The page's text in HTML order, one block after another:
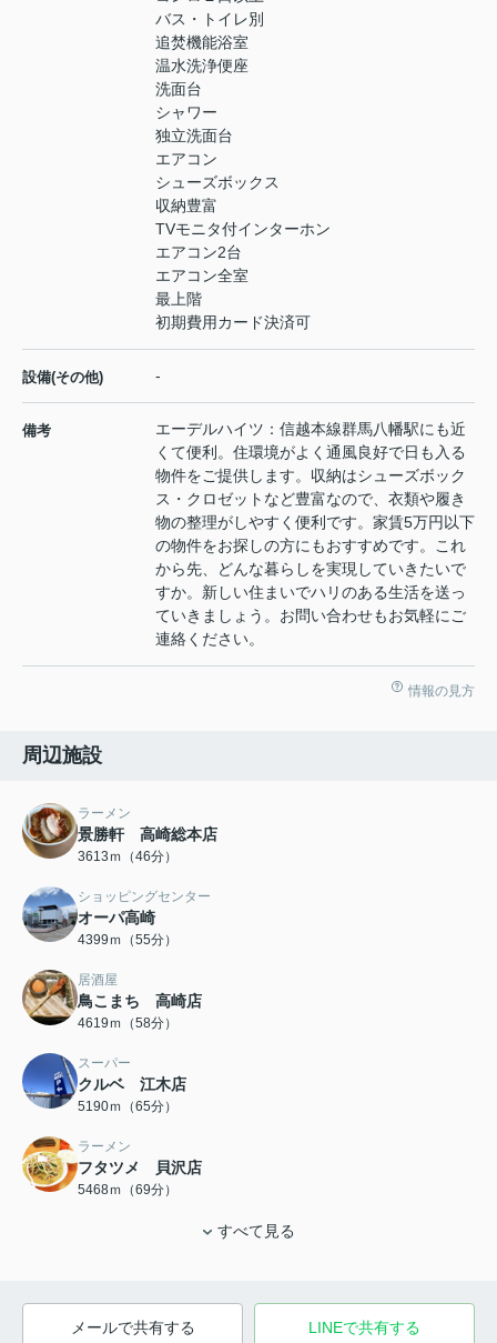
バス・トイレ別
追焚機能浴室
温水洗浄便座
洗面台
シャワー
独立洗面台
エアコン
シューズボックス
収納豊富
TVモニタ付インターホン
エアコン2台
エアコン全室
最上階
初期費用カード決済可
設備(その他) -
備考
エーデルハイツ：信越本線群馬八幡駅にも近
くて便利。住環境がよく通風良好で日も入る
物件をご提供します。収納はシューズボック
ス・クロゼットなど豊富なので、衣類や履き
物の整理がしやすく便利です。家賃5万円以下
の物件をお探しの方にもおすすめです。これ
から先、どんな暮らしを実現していきたいで
すか。新しい住まいでハリのある生活を送っ
ていきましょう。お問い合わせもお気軽にご
連絡ください。
情報の見方
周辺施設
ラーメン
景勝軒 高崎総本店
3613ｍ（46分）
ショッピングセンター
オーパ高崎
4399ｍ（55分）
居酒屋
鳥こまち 高崎店
4619ｍ（58分）
スーパー
クルベ 江木店
5190ｍ（65分）
ラーメン
フタツメ 貝沢店
5468ｍ（69分）
すべて見る
メールで共有する LINEで共有する